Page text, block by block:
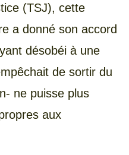
(TSJ), cette
a donné son accord
désobéi à une
de sortir du
ne puisse plus
aux